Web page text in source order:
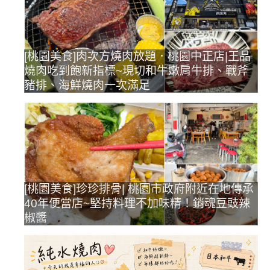
[桃園美食]肉次方燒肉放題．桃園中正店|王品
燒肉吃到飽新指標~現切和牛嫩肩牛排、戰斧
豬排、海鮮燒肉一次滿足
[桃園美食]珍珍排骨| 桃園市政府附近在地傳承
40年便當店~堅持料理不加味精！銷魂豆豉辣
椒醬